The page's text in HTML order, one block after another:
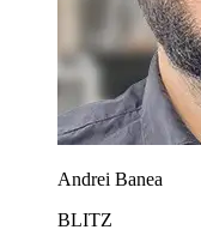
Andrei Banea
BLITZ